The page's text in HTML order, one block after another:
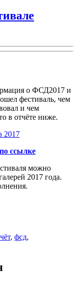
о ФСД2017 и
фестиваль, чем
и чем
в отчёте ниже.
2017
ссылке
можно
2017 года.
, фсд,